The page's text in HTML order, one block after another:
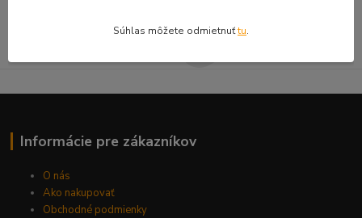
Môžete sa kedykoľvek odhlásiť.
Informácie pre zákazníkov
O nás
Ako nakupovať
Obchodné podmienky
Súhlas môžete odmietnuťtu.